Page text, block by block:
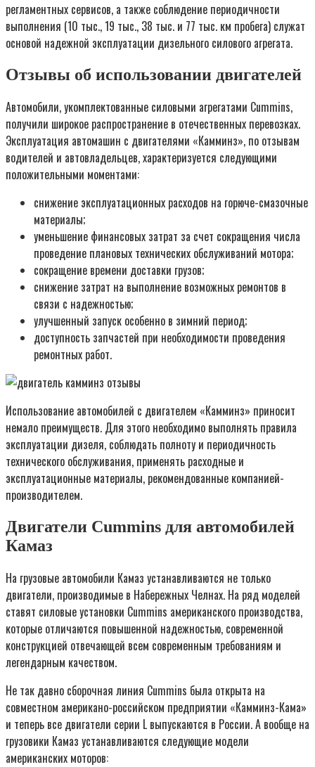
регламентных сервисов, а также соблюдение периодичности
выполнения (10 тыс., 19 тыс., 38 тыс. и 77 тыс. км пробега) служат
основой надежной эксплуатации дизельного силового агрегата.
Отзывы об использовании двигателей
Автомобили, укомплектованные силовыми агрегатами Cummins,
получили широкое распространение в отечественных перевозках.
Эксплуатация автомашин с двигателями «Камминз», по отзывам
водителей и автовладельцев, характеризуется следующими
положительными моментами:
снижение эксплуатационных расходов на горюче-смазочные
материалы;
уменьшение финансовых затрат за счет сокращения числа
проведение плановых технических обслуживаний мотора;
сокращение времени доставки грузов;
снижение затрат на выполнение возможных ремонтов в
связи с надежностью;
улучшенный запуск особенно в зимний период;
доступность запчастей при необходимости проведения
ремонтных работ.
Использование автомобилей с двигателем «Камминз» приносит
немало преимуществ. Для этого необходимо выполнять правила
эксплуатации дизеля, соблюдать полноту и периодичность
технического обслуживания, применять расходные и
эксплуатационные материалы, рекомендованные компанией-
производителем.
Двигатели Cummins для автомобилей
Камаз
На грузовые автомобили Камаз устанавливаются не только
двигатели, производимые в Набережных Челнах. На ряд моделей
ставят силовые установки Cummins американского производства,
которые отличаются повышенной надежностью, современной
конструкцией отвечающей всем современным требованиям и
легендарным качеством.
Не так давно сборочная линия Cummins была открыта на
совместном американо-российском предприятии «Камминз-Кама»
и теперь все двигатели серии L выпускаются в России. А вообще на
грузовики Камаз устанавливаются следующие модели
американских моторов: